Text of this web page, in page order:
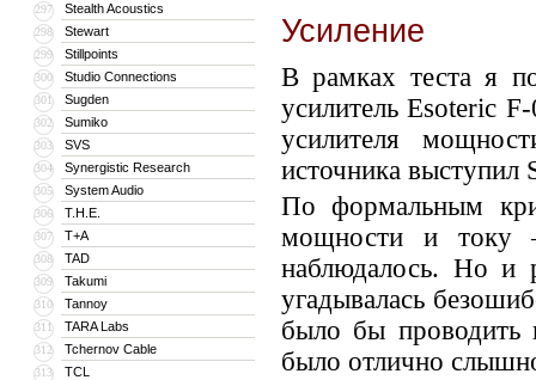
297 Stealth Acoustics
298 Stewart
299 Stillpoints
300 Studio Connections
301 Sugden
302 Sumiko
303 SVS
304 Synergistic Research
305 System Audio
306 T.H.E.
307 T+A
308 TAD
309 Takumi
310 Tannoy
311 TARA Labs
312 Tchernov Cable
313 TCL
Усиление
В рамках теста я
усилитель Esoteric
усилителя
источника
По формальным
мощности и току
наблюдалось. Но и
угадывалась
было бы проводить
было отлично